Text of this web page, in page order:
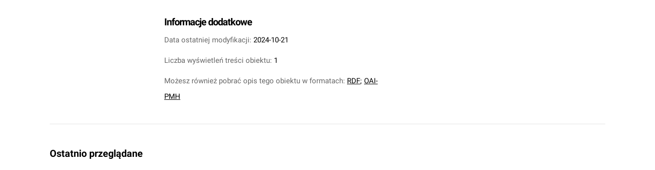
Informacje dodatkowe
Data ostatniej modyfikacji: 2024-10-21
Liczba wyświetleń treści obiektu: 1
Możesz również pobrać opis tego obiektu w formatach: RDF; OAI-
PMH
Ostatnio przeglądane